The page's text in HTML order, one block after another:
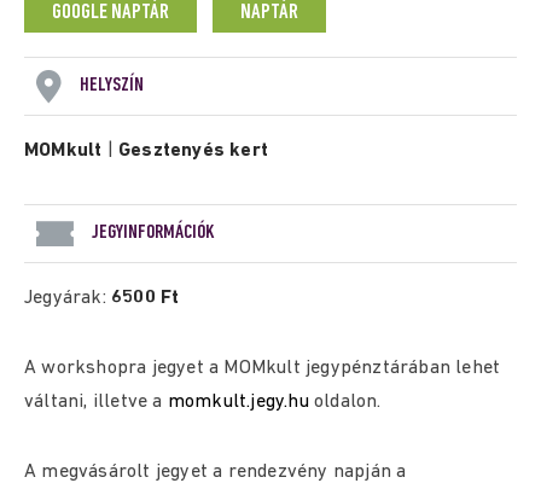
GOOGLE NAPTÁR NAPTÁR
HELYSZÍN
MOMkult Gesztenyés kert
JEGYINFORMÁCIÓK
Jegyárak: 6500 Ft
A workshopra jegyet a MOMkult jegypénztárában lehet
váltani, illetve a momkult.jegy.huoldalon.
A megvásárolt jegyet a rendezvény napján a